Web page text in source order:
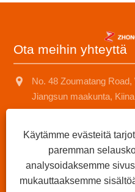
Ota meihin yhteyttä
No. 48 Zoumatang
Jiangsun maakunta, Kiina
saunad688@163.com
Copyright © 2025 Suzhou
Käytämme evästeitä
paremman
analysoidaksemme
mukauttaaksemme